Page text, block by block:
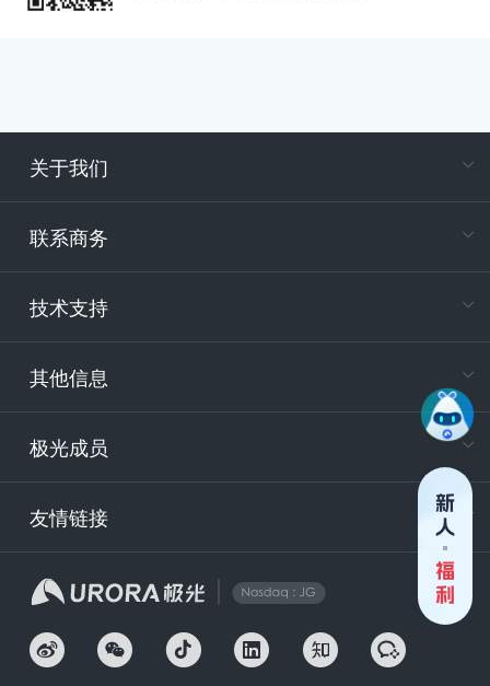
关于我们
联系商务
技术支持
其他信息
极光成员
友情链接
电
400-
技
安
企